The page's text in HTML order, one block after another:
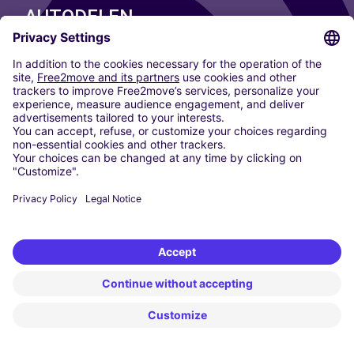
AUTODELEN
ONZE STEDEN
Paris
Madrid
Washington DC
Milaan
Rome
Turijn
Wenen
Berlijn
Düsseldorf